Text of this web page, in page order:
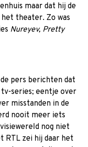
maar dat hij de
theater. Zo was
Nureyev, Pretty
pers berichten dat
series; eentje over
misstanden in de
nooit meer iets
nog niet
RTL zei hij daar het